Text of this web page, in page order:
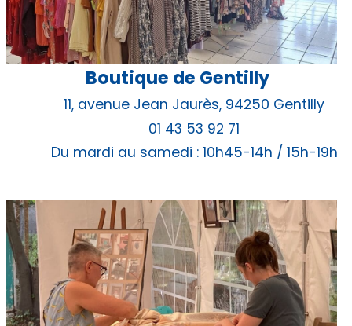
Boutique de Gentilly
11, avenue Jean Jaurès, 94250 Gentilly
01 43 53 92 71
Du mardi au samedi : 10h45-14h / 15h-19h